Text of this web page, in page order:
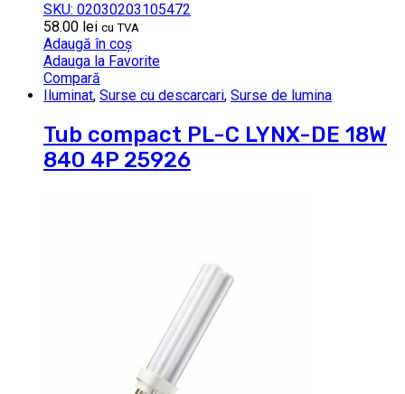
SKU: 02030203105472
58.00 lei cu TVA
Adaugă în coș
Adauga la Favorite
Compară
Iluminat, Surse cu descarcari, Surse de lumina
Tub compact PL-C LYNX-DE 18W
840 4P 25926